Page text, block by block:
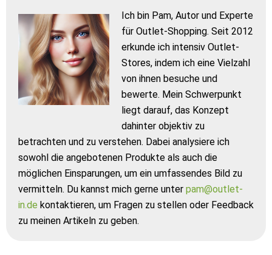
Ich bin Pam, Autor und Experte
für Outlet-Shopping. Seit 2012
erkunde ich intensiv Outlet-
Stores, indem ich eine Vielzahl
von ihnen besuche und
bewerte. Mein Schwerpunkt
liegt darauf, das Konzept
dahinter objektiv zu
betrachten und zu verstehen. Dabei analysiere ich
sowohl die angebotenen Produkte als auch die
möglichen Einsparungen, um ein umfassendes Bild zu
vermitteln. Du kannst mich gerne unter pam@outlet-
in.de kontaktieren, um Fragen zu stellen oder Feedback
zu meinen Artikeln zu geben.